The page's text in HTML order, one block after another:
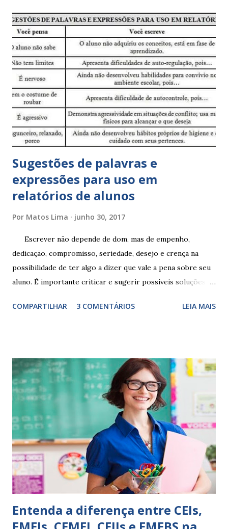
Sugestões de palavras e
expressões para uso em
relatórios de alunos
Por Matos Lima junho 30, 2017
Escrever não depende de dom, mas de empenho,
dedicação, compromisso, seriedade, desejo e crença na
possibilidade de ter algo a dizer que vale a pena sobre seu
aluno. É importante criticar e sugerir possíveis soluções.
exercitação. E encontrar a melhor maneira de expressar o
sempre as intervenções feitas para ações apresentadas,
isso ressalta trabalho. SUGESTÕES DE PALAVRAS E
EXPRESSÕES PARA USO EM RELATÓRIOS Você pensa Você
escreve O aluno não sabe O aluno não adquiriu os
conceitos, está em fase de aprendizado. Não tem limites
Apresenta dificuldades de auto-regulação, pois… É nervoso
Ainda não desenvolveu habilidades para convívio no
ambiente...
COMPARTILHAR 3 COMENTÁRIOS LEIA MAIS
Entenda a diferença entre CEIs,